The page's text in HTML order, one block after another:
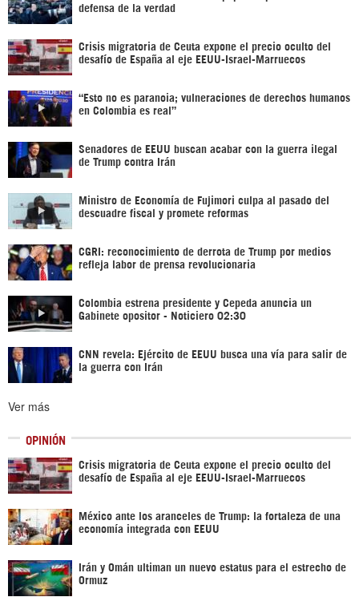
defensa de la verdad
Crisis migratoria de Ceuta expone el precio oculto del
desafío de España al eje EEUU-Israel-Marruecos
“Esto no es paranoia; vulneraciones de derechos humanos
en Colombia es real”
Senadores de EEUU buscan acabar con la guerra ilegal
de Trump contra Irán
Ministro de Economía de Fujimori culpa al pasado del
descuadre fiscal y promete reformas
CGRI: reconocimiento de derrota de Trump por medios
refleja labor de prensa revolucionaria
Colombia estrena presidente y Cepeda anuncia un
Gabinete opositor - Noticiero 02:30
CNN revela: Ejército de EEUU busca una vía para salir de
la guerra con Irán
Ver más
OPINIÓN
Crisis migratoria de Ceuta expone el precio oculto del
desafío de España al eje EEUU-Israel-Marruecos
México ante los aranceles de Trump: la fortaleza de una
economía integrada con EEUU
Irán y Omán ultiman un nuevo estatus para el estrecho de
Ormuz